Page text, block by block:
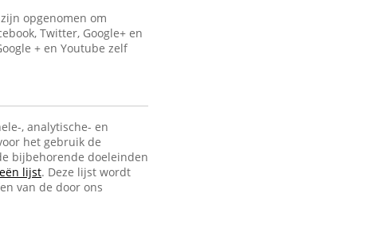
opgenomen om
Twitter, Google+ en
+ en Youtube zelf
, analytische- en
het gebruik de
bijbehorende doeleinden
lijst. Deze lijst wordt
van de door ons